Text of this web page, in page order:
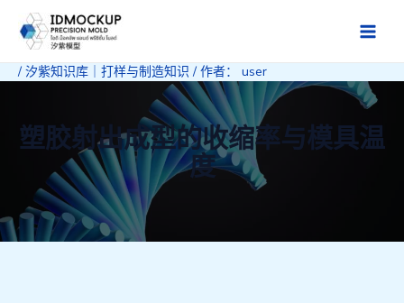
容
Main
/ 汐紫知识库｜打样与制造知识 / 作者： user
塑胶射出成型的收缩率与模具温
度